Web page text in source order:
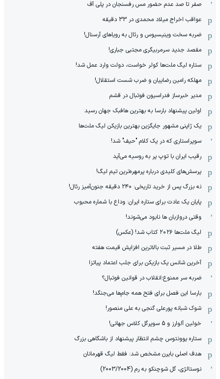
صفر تا صد عدم حضور مس رفسنجان در پلی آف
عواقب اخراج میلاد محمدی در 33 دقیقه
ضربه سخت وینیسیوس و رئال به رویاهای آرسنال!
مقصد جدید سرمربیگری مجتبی جباری!
ستاره لیگ ملت‌ها کولر خواست، دولت وارد عمل شد!
مهلکه رامین رضاییان و ضرب شست استقلال!
مدیر خبرساز فدراسیون فوتبال در قشم
اولین پیشنهاد بارسا به بهترین هافبک جهان رسید
یک ژاپنی مشهور جایگزین بهترین بازیکن لیگ ملت‌ها
سوپراستاری که در یک کلام "حیف" شد!
رقیب ایران با توپ پر به روسیه می‌آید
پرسش‌های کلیدی درباره پرمهره‌ترین تیم لیگ!
نه بزرگ پس از خرید تاریخی: ۲۴۰ دقیقه جنون‌آمیز رئال!
پایان یک عادت برای ستاره ایران: وداع با شماره محبوب
وقتی دروازبان ها نابود می‌شوند!
لیگ ملت‌ها ٢٠٢۶ کتاب شد! (عکس)
طلا در مسیر ثبت بالاترین افزایش قیمت هفته
آخرین شانس یک بازیکن برای جلب اعتماد پیاتزا
ضربه سر ممنوع؛انقلاب در قوانین فوتبال؟
بارسا این فصل برای فتح همه جام‌ها می‌جنگد!
شوک شبانه پورعلی گنجی به علی منصور!
خولین آلوارز و 5 سوپرگل کلاس جهانی!
ستاره یوونتوس چشم انتظار پیشنهاد از باشگاهی بزرگ
هدف اصلی بایرن مشخص شد: فقط لیگ قهرمانان
نوستالژی، گل شوچنکو به رم (2003/2004)